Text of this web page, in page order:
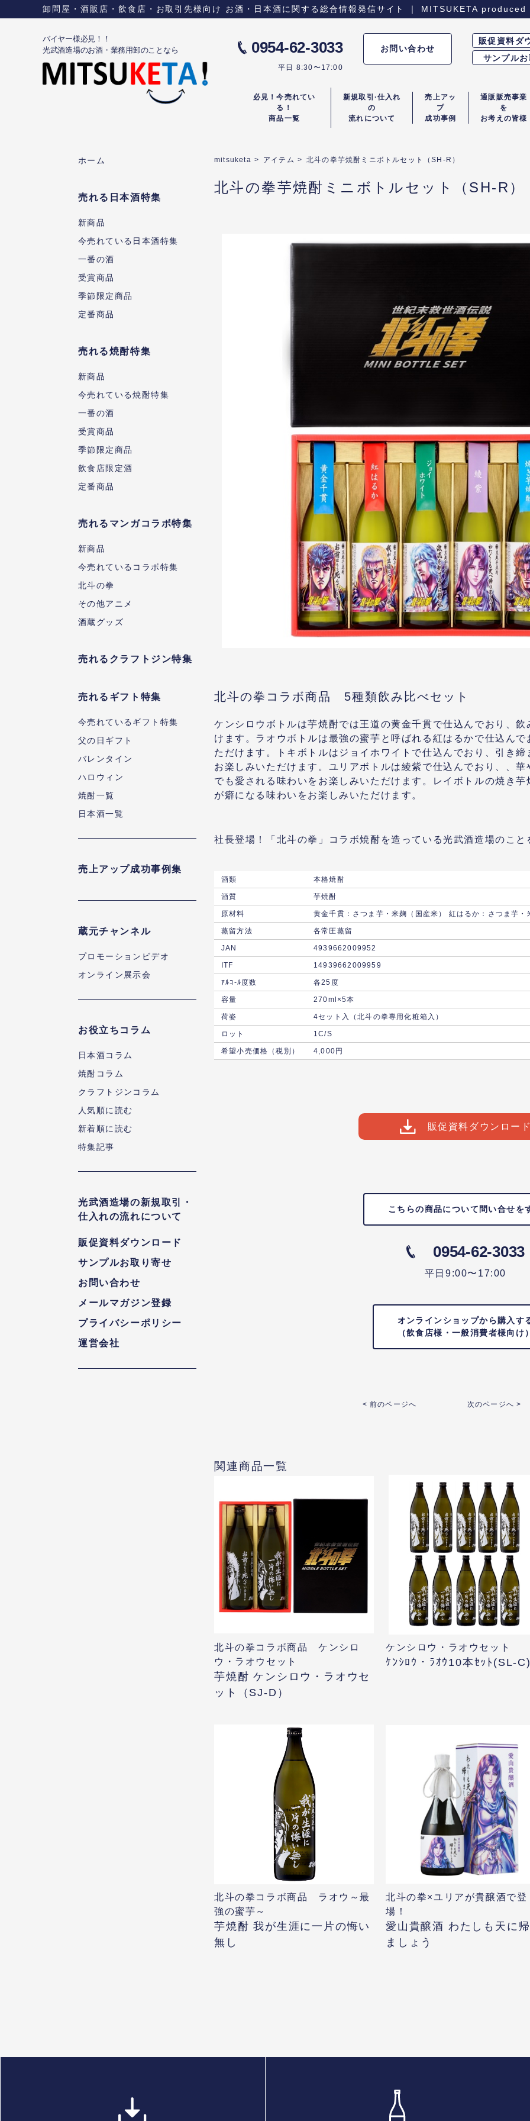
卸問屋・酒販店・飲食店・お取引先様向け お酒・日本酒に関する総合情報発信サイト ｜ MITSUKETA
バイヤー様必見！！
光武酒造場のお酒・業務用卸のことなら
0954-62-3033
平日 8:30〜17:00
お問い合わせ
販促資料ダ
サンプル
必見！今売れてい
る！
商品一覧
新規取引·仕入れ
の
流れについて
売上アッ
プ
成功事例
通販販売事業
を
お考えの皆様
mitsuketa > アイテム >北斗の拳芋焼酎ミニボトルセット（SH-R）
北斗の拳芋焼酎ミニボトルセット（SH-R）
北斗の拳コラボ商品 5種類飲み比べセット
ケンシロウボトルは芋焼酎では王道の黄金千貫で仕込んでおり、
けます。ラオウボトルは最強の蜜芋と呼ばれる紅はるかで仕込ん
ただけます。トキボトルはジョイホワイトで仕込んでおり、引き
お楽しみいただけます。ユリアボトルは綾紫で仕込んでおり、、
でも愛される味わいをお楽しみいただけます。レイボトルの焼き
が癖になる味わいをお楽しみいただけます。
社長登場！「北斗の拳」コラボ焼酎を造っている光武酒造場のこ
酒類 本格焼酎
酒質 芋焼酎
原材料 黄金千貫：さつま芋・米麹（国産米） 紅はるか：さつま芋
蒸留方法 各常圧蒸留
JAN 4939662009952
ITF 14939662009959
ｱﾙｺ-ﾙ度数 各25度
容量 270ml×5本
荷姿 4セット入（北斗の拳専用化粧箱入）
ロット 1C/S
希望小売価格（税別） 4,000円
販促資料ダウンロー
こちらの商品について問い合せを
0954-62-3033
平日9:00〜17:00
オンラインショップから購入す
（飲食店様・一般消費者様向け
< 前のページへ 次のページへ >
関連商品一覧
北斗の拳コラボ商品 ケンシロ
ウ・ラオウセット
芋焼酎 ケンシロウ・ラオウセ
ット（SJ-D）
ケンシロウ・ラオウセット
ｹﾝｼﾛｳ・ﾗｵｳ10本ｾｯﾄ(SL-
北斗の拳コラボ商品 ラオウ～最
強の蜜芋～
芋焼酎 我が生涯に一片の悔い
無し
北斗の拳×ユリアが貴醸酒で登
場！
愛山貴醸酒 わたしも天に
ましょう
ホーム
売れる日本酒特集
新商品
今売れている日本酒特集
一番の酒
受賞商品
季節限定商品
定番商品
売れる焼酎特集
新商品
今売れている焼酎特集
一番の酒
受賞商品
季節限定商品
飲食店限定酒
定番商品
売れるマンガコラボ特集
新商品
今売れているコラボ特集
北斗の拳
その他アニメ
酒蔵グッズ
売れるクラフトジン特集
売れるギフト特集
今売れているギフト特集
父の日ギフト
バレンタイン
ハロウィン
焼酎一覧
日本酒一覧
売上アップ成功事例集
蔵元チャンネル
プロモーションビデオ
オンライン展示会
お役立ちコラム
日本酒コラム
焼酎コラム
クラフトジンコラム
人気順に読む
新着順に読む
特集記事
光武酒造場の新規取引・
仕入れの流れについて
販促資料ダウンロード
サンプルお取り寄せ
お問い合わせ
メールマガジン登録
プライバシーポリシー
運営会社